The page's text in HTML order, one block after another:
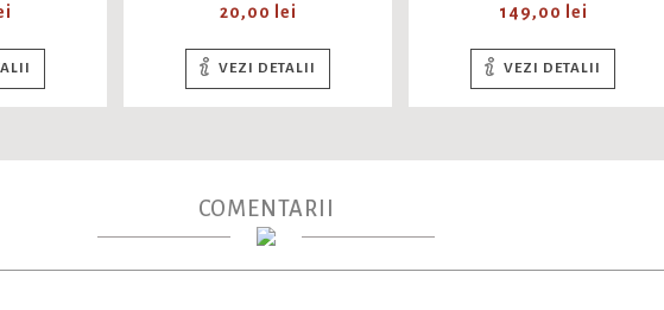
OCHK14, 41855
Pret
20,00 lei
VEZI DETALII
Pret
149,00 lei
VEZI DETALII
COMENTARII